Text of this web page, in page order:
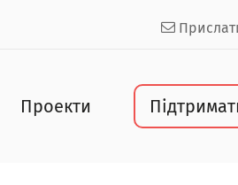
Проекти